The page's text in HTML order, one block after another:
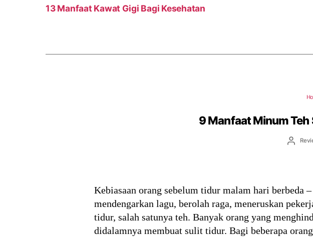
13 Manfaat Kawat Gigi Bagi Kesehatan
9 Manfaat Minum
Post
Kebiasaan orang sebelum tidur malam hari berbeda
mendengarkan lagu, berolah raga, meneruskan
tidur, salah satunya teh. Banyak orang yang
didalamnya membuat sulit tidur. Bagi beberapa